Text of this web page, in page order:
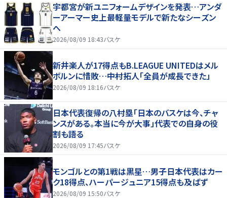
宇都宮が新ユニフォームデザインを発表…アンダ
ーアーマー史上最軽量モデルで新たなシーズン
へ
2026/08/09 18:43バスケ
新井楽人が17得点もB.LEAGUE UNITEDはメル
ボルンに惜敗…中村拓人「全員が成長できた」
2026/08/09 18:16バスケ
日本代表復帰の八村塁「日本のバスケは今、チャ
ンスがある。本当に今が大事」代表での自身の役
割も語る
2026/08/09 17:45バスケ
モンゴルとの第1戦は黒星…男子日本代表はカー
ク18得点、ハーパージュニア15得点も及ばず
2026/08/09 15:50バスケ